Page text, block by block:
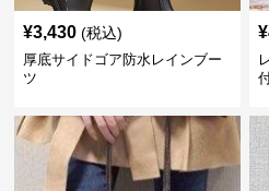
¥3,430 (税込)
厚底サイドゴア防水レインブー
ツ
¥